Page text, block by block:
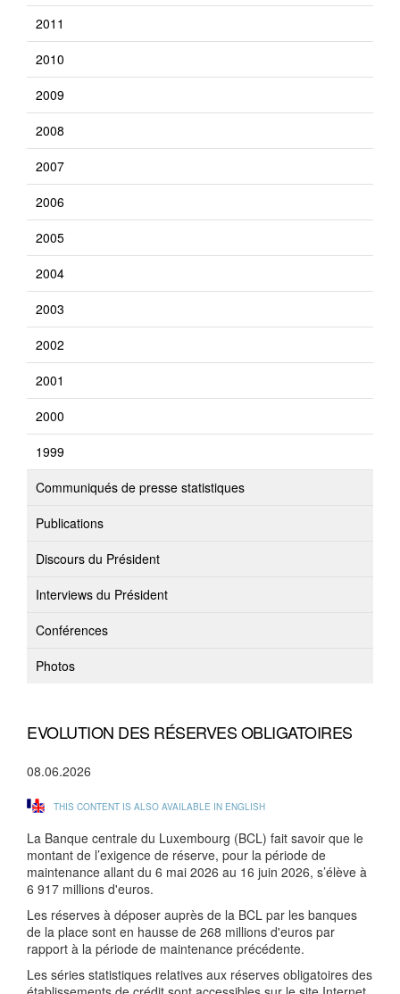
2011
2010
2009
2008
2007
2006
2005
2004
2003
2002
2001
2000
1999
Communiqués de presse statistiques
Publications
Discours du Président
Interviews du Président
Conférences
Photos
EVOLUTION DES RÉSERVES OBLIGATOIRES
08.06.2026
THIS CONTENT IS ALSO AVAILABLE IN ENGLISH
La Banque centrale du Luxembourg (BCL) fait savoir que le
montant de l’exigence de réserve, pour la période de
maintenance allant du 6 mai 2026 au 16 juin 2026, s’élève à
6 917 millions d'euros.
Les réserves à déposer auprès de la BCL par les banques
de la place sont en hausse de 268 millions d'euros par
rapport à la période de maintenance précédente.
Les séries statistiques relatives aux réserves obligatoires des